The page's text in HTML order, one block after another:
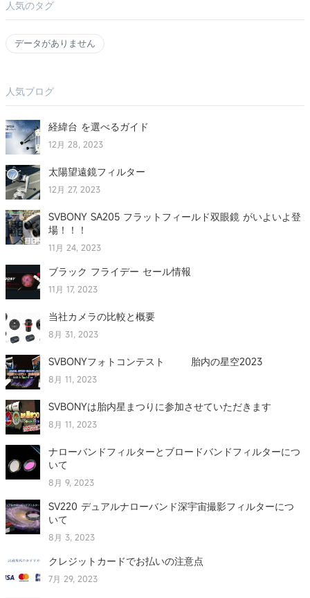
人気のタグ
データがありません
人気ブログ
経緯台 を選べるガイド
12月 28, 2023
太陽望遠鏡フィルター
12月 27, 2023
SVBONY SA205 フラットフィールド双眼鏡 がいよいよ登
場！！！
11月 24, 2023
ブラック フライデー セール情報
11月 17, 2023
当社カメラの比較と概要
8月 31, 2023
SVBONYフォトコンテスト 胎内の星空2023
8月 11, 2023
SVBONYは胎内星まつりに参加させていただきます
8月 11, 2023
ナローバンドフィルターとブロードバンドフィルターにつ
いて
8月 9, 2023
SV220 デュアルナローバンド深宇宙撮影フィルターにつ
いて
8月 3, 2023
クレジットカードでお払いの注意点
7月 29, 2023